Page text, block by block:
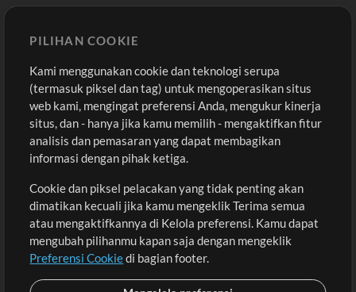
Template ProPresenter
Sound
Pembelian
Beli Kredit
Konten Gratis
Permintaan Lagu
Lain-lain
Sesi
Kirimkan musik kamu
Playlist
Akun
Masuk
Daftar
Lihat Keranjang
PILIHAN COOKIE
Kami menggunakan cookie dan teknologi serupa
(termasuk piksel dan tag) untuk mengoperasikan situs
web kami, mengingat preferensi Anda, mengukur kinerja
situs, dan - hanya jika kamu memilih - mengaktifkan fitur
analisis dan pemasaran yang dapat membagikan
informasi dengan pihak ketiga.
Cookie dan piksel pelacakan yang tidak penting akan
dimatikan kecuali jika kamu mengeklik Terima semua
atau mengaktifkannya di Kelola preferensi. Kamu dapat
mengubah pilihanmu kapan saja dengan mengeklik
Preferensi Cookiedi bagian footer.